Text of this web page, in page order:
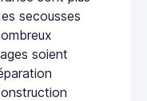
secousses
soient